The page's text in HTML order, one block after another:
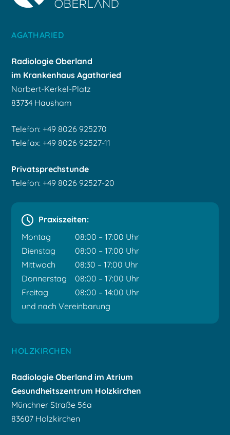
AGATHARIED
Radiologie Oberland
im Krankenhaus Agatharied
Norbert-Kerkel-Platz
83734 Hausham
Telefon: +49 8026 925270
Telefax: +49 8026 92527-11
Privatsprechstunde
Telefon: +49 8026 92527-20
Praxiszeiten:
Montag
08:00 – 17:00 Uhr
Dienstag
08:00 – 17:00 Uhr
Mittwoch
08:30 – 17:00 Uhr
Donnerstag
08:00 – 17:00 Uhr
Freitag
08:00 – 14:00 Uhr
und nach Vereinbarung
HOLZKIRCHEN
Radiologie Oberlandim Atrium
Gesundheitszentrum Holzkirchen
Münchner Straße 56a
83607 Holzkirchen